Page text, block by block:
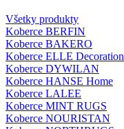
Všetky produkty
Koberce BERFIN
Koberce BAKERO
Koberce ELLE Decoration
Koberce DYWILAN
Koberce HANSE Home
Koberce LALEE
Koberce MINT RUGS
Koberce NOURISTAN